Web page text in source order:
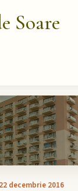
Soare
22 decembrie 2016